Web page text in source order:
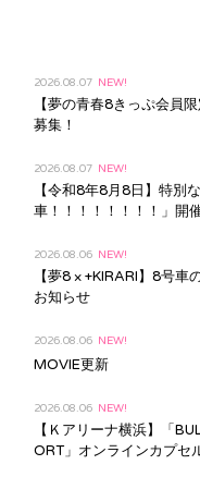
2026.08.07 NEW!
【夢の青春8きっぷ会員
募集！
2026.08.07 NEW!
【令和8年8月8日】特別
車！！！！！！！！」開
2026.08.06 NEW!
【夢8 × +KIRARI】8号
お知らせ
2026.08.06 NEW!
MOVIE更新
2026.08.06 NEW!
【Ｋアリーナ横浜】「
ORT」オンラインカプセ